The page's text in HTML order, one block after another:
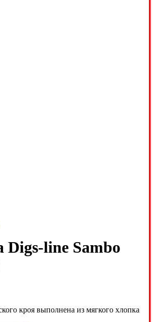
Digs-line Sambo
кроя выполнена из мягкого хлопка